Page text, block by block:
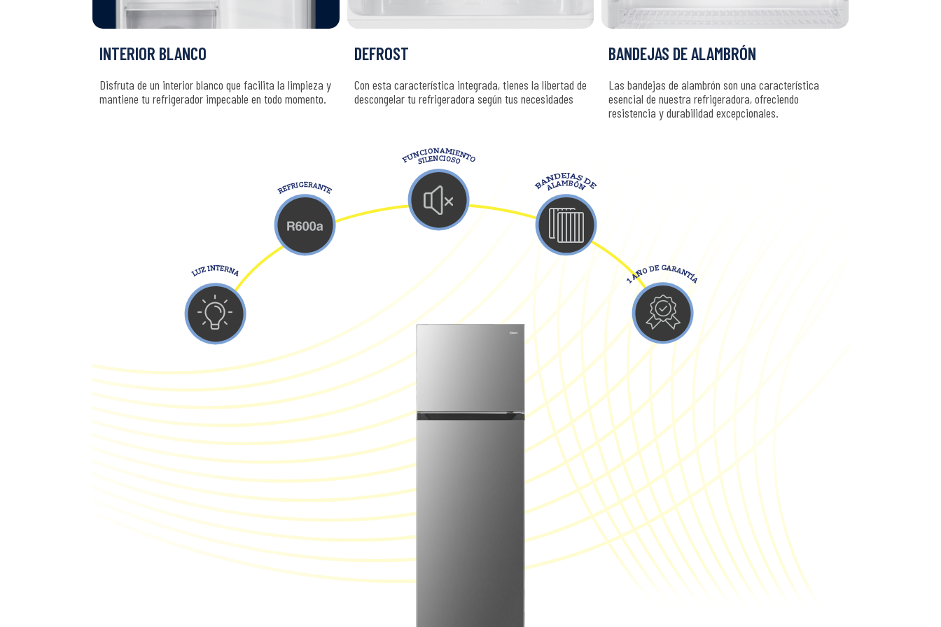
INTERIOR BLANCO
Disfruta de un interior blanco que facilita la limpieza y
mantiene tu refrigerador impecable en todo momento.
DEFROST
Con esta característica integrada, tienes la libertad de
descongelar tu refrigeradora según tus necesidades
BANDEJAS DE ALAMBRÓN
Las bandejas de alambrón son una característica
esencial de nuestra refrigeradora, ofreciendo
resistencia y durabilidad excepcionales.